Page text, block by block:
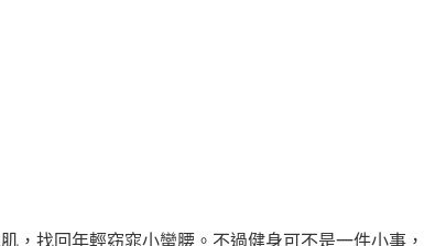
，找回年輕窈窕小蠻腰。不過健身可不是一件小事